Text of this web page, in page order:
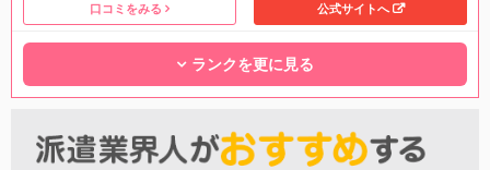
口コミをみる 公式サイトへ
ランクを更に見る